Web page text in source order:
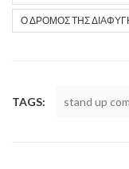
Ο ΔΡΌΜΟΣ ΤΗΣ
TAGS: stand up